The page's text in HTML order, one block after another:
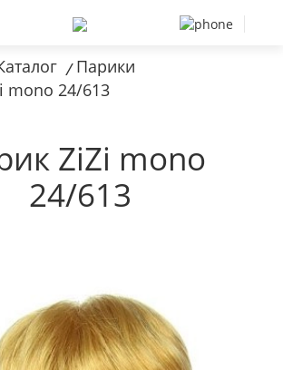
/ Парики
mono 24/613
ZiZi mono
24/613